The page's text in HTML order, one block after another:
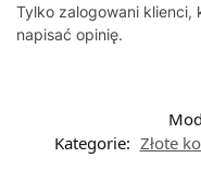
Tylko zalogowani
napisać opinię.
Kategorie: Złote